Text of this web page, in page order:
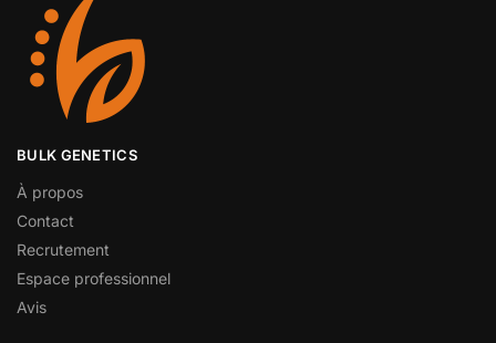
BULK GENETICS
À propos
Contact
Recrutement
Espace professionnel
Avis